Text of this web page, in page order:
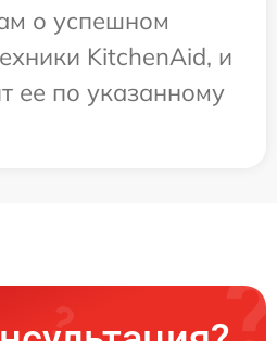
о успешном
KitchenAid, и
ее по указанному